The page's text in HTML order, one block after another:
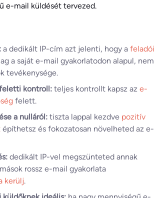
e-mail küldését tervezed.
a dedikált IP-cím azt jelenti, hogy a feladói
a saját e-mail gyakorlatodon alapul, nem
tevékenysége.
kontroll: teljes kontrollt kapsz az e-
felett.
a nulláról: tiszta lappal kezdve pozitív
építhetsz és fokozatosan növelheted az e-
dedikált IP-vel megszünteted annak
rossz e-mail gyakorlata
kerülj.